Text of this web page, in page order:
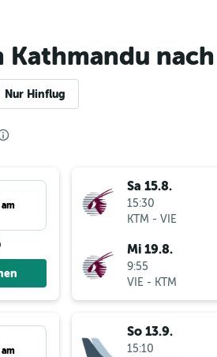
Nur Hinflug
Sa 15.8.
15:30
KTM - VIE
Mi 19.8.
9:55
VIE - KTM
So 13.9.
15:10